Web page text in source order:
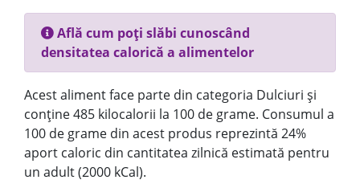
Află cum poți slăbi cunoscând
densitatea calorică a alimentelor
Acest aliment face parte din categoria Dulciuri și
conține 485 kilocalorii la 100 de grame. Consumul a
100 de grame din acest produs reprezintă 24%
aport caloric din cantitatea zilnică estimată pentru
un adult (2000 kCal).